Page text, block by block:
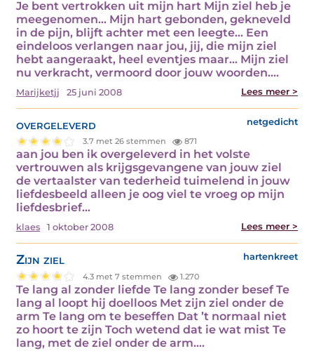
Je bent vertrokken uit mijn hart Mijn ziel heb je
meegenomen... Mijn hart gebonden, gekneveld
in de pijn, blijft achter met een leegte... Een
eindeloos verlangen naar jou, jij, die mijn ziel
hebt aangeraakt, heel eventjes maar... Mijn ziel
nu verkracht, vermoord door jouw woorden.…
Marijketjj 25 juni 2008 Lees meer >
overgeleverd netgedicht
3.7 met 26 stemmen 871
aan jou ben ik overgeleverd in het volste
vertrouwen als krijgsgevangene van jouw ziel
de vertaalster van tederheid tuimelend in jouw
liefdesbeeld alleen je oog viel te vroeg op mijn
liefdesbrief…
klaes 1 oktober 2008 Lees meer >
Zijn ziel hartenkreet
4.3 met 7 stemmen 1.270
Te lang al zonder liefde Te lang zonder besef Te
lang al loopt hij doelloos Met zijn ziel onder de
arm Te lang om te beseffen Dat ’t normaal niet
zo hoort te zijn Toch wetend dat ie wat mist Te
lang, met de ziel onder de arm.…